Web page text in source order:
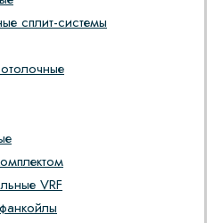
сплит-системы
VRF